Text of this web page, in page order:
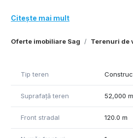
Oferte imobiliare Sag Terenuri de
Citește mai mult
Tip teren
Suprafață teren 52,000
Front stradal 120.0 m